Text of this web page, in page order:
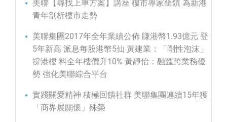
美聯【尋找上車方案】講座 樓市專家坐鎮 為新港
青年剖析樓市走勢
美聯集團2017年全年業績公佈 賺港幣1.93億元 登
5年新高 派息每股港幣5仙 黃建業：「剛性泡沫」
撐港樓 料全年樓價升10% 黃靜怡：融匯跨業務優
勢 強化美聯綜合平台
實踐關愛精神 積極回饋社群 美聯集團連續15年獲
「商界展關懷」殊榮